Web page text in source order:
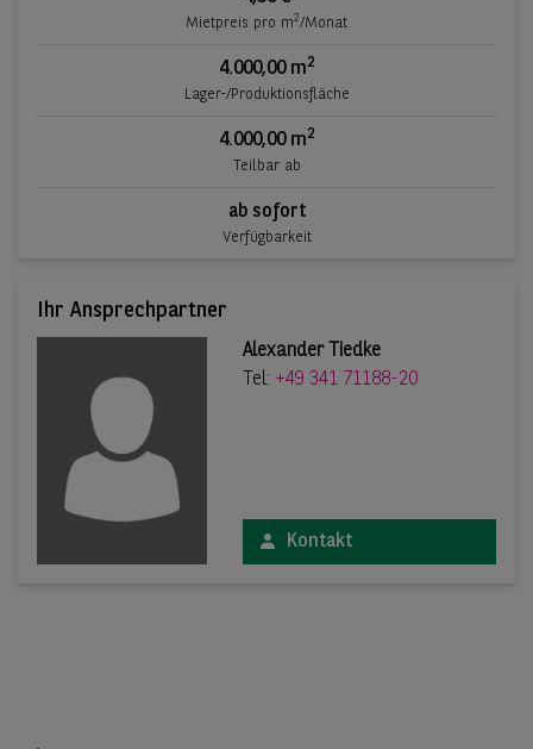
Mietpreis pro m2/Monat
4.000,00 m2
Lager-/Produktionsfläche
4.000,00 m2
Teilbar ab
ab sofort
Verfügbarkeit
Ihr Ansprechpartner
Alexander Tiedke
Tel: +49 341 71188-20
Kontakt